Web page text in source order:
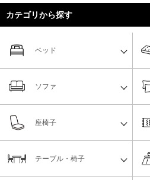
カテゴリから探す
ベッド
ソファ
座椅子
テーブル・椅子